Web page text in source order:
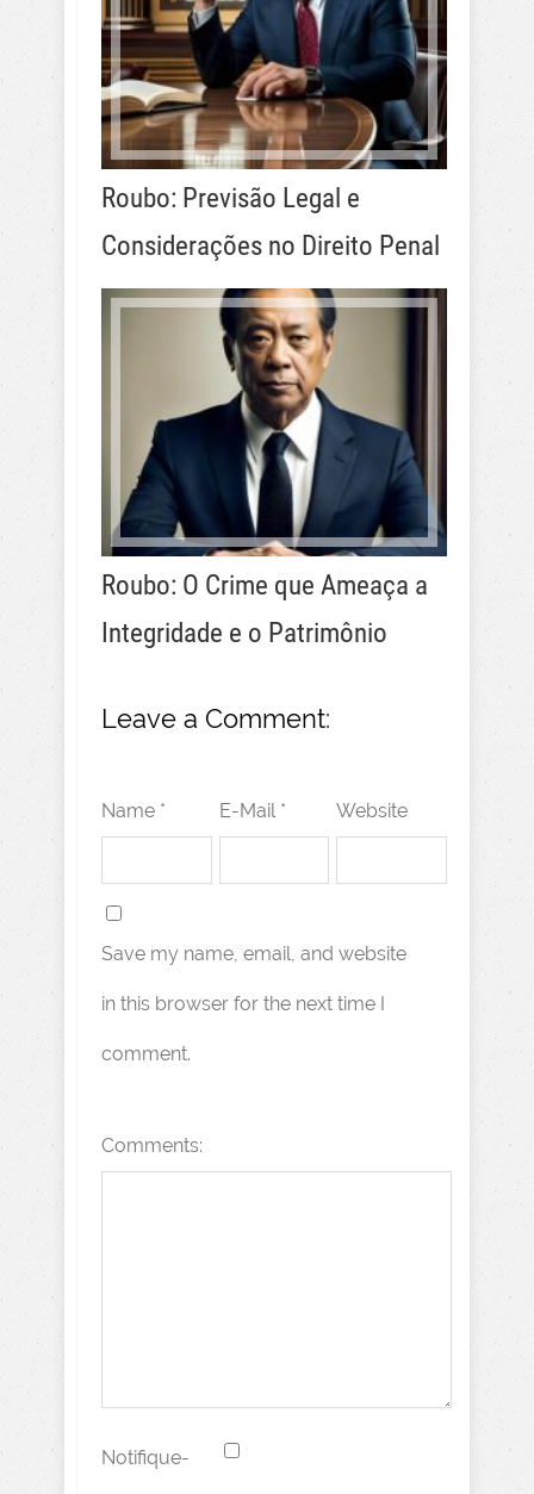
Roubo: Previsão Legal e
Considerações no Direito Penal
Roubo: O Crime que Ameaça a
Integridade e o Patrimônio
Leave a Comment:
Name * E-Mail * Website
Save my name, email, and website
in this browser for the next time I
comment.
Comments:
Notifique-